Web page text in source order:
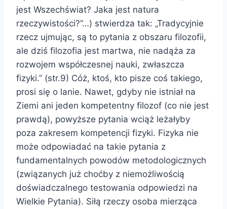
jest Wszechświat? Jaka jest natura
rzeczywistości?”…) stwierdza tak: „Tradycyjnie
rzecz ujmując, są to pytania z obszaru filozofii,
ale dziś filozofia jest martwa, nie nadąża za
rozwojem współczesnej nauki, zwłaszcza
fizyki.” (str.9) Cóż, ktoś, kto pisze coś takiego,
prosi się o lanie. Nawet, gdyby nie istniał na
Ziemi ani jeden kompetentny filozof (co nie jest
prawdą), powyższe pytania wciąż leżałyby
poza zakresem kompetencji fizyki. Fizyka nie
może odpowiadać na takie pytania z
fundamentalnych powodów metodologicznych
(związanych już choćby z niemożliwością
doświadczalnego testowania odpowiedzi na
Wielkie Pytania). Siłą rzeczy osoba mierząca